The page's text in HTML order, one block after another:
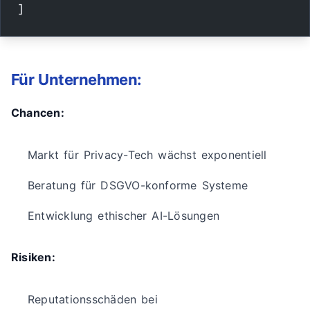
]
Für Unternehmen:
Chancen:
Markt für Privacy-Tech wächst exponentiell
Beratung für DSGVO-konforme Systeme
Entwicklung ethischer AI-Lösungen
Risiken:
Reputationsschäden bei